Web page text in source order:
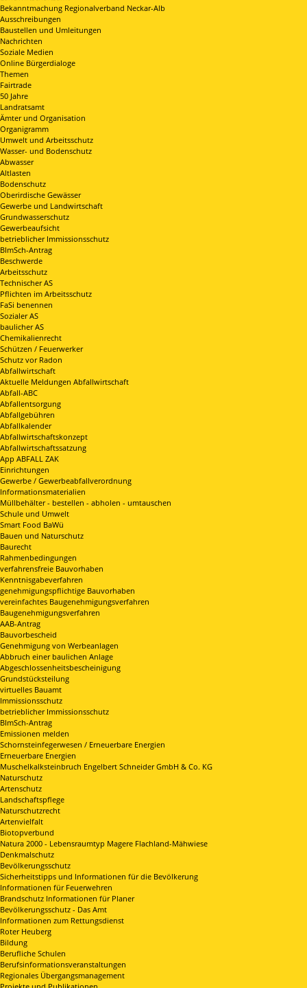
Bekanntmachung Regionalverband Neckar-Alb
Ausschreibungen
Baustellen und Umleitungen
Nachrichten
Soziale Medien
Online Bürgerdialoge
Themen
Fairtrade
50 Jahre
Landratsamt
Ämter und Organisation
Organigramm
Umwelt und Arbeitsschutz
Wasser- und Bodenschutz
Abwasser
Altlasten
Bodenschutz
Oberirdische Gewässer
Gewerbe und Landwirtschaft
Grundwasserschutz
Gewerbeaufsicht
betrieblicher Immissionsschutz
BImSch-Antrag
Beschwerde
Arbeitsschutz
Technischer AS
Pflichten im Arbeitsschutz
FaSi benennen
Sozialer AS
baulicher AS
Chemikalienrecht
Schützen / Feuerwerker
Schutz vor Radon
Abfallwirtschaft
Aktuelle Meldungen Abfallwirtschaft
Abfall-ABC
Abfallentsorgung
Abfallgebühren
Abfallkalender
Abfallwirtschaftskonzept
Abfallwirtschaftssatzung
App ABFALL ZAK
Einrichtungen
Gewerbe / Gewerbeabfallverordnung
Informationsmaterialien
Müllbehälter - bestellen - abholen - umtauschen
Schule und Umwelt
Smart Food BaWü
Bauen und Naturschutz
Baurecht
Rahmenbedingungen
verfahrensfreie Bauvorhaben
Kenntnisgabeverfahren
genehmigungspflichtige Bauvorhaben
vereinfachtes Baugenehmigungsverfahren
Baugenehmigungsverfahren
AAB-Antrag
Bauvorbescheid
Genehmigung von Werbeanlagen
Abbruch einer baulichen Anlage
Abgeschlossenheitsbescheinigung
Grundstücksteilung
virtuelles Bauamt
Immissionsschutz
betrieblicher Immissionsschutz
BImSch-Antrag
Emissionen melden
Schornsteinfegerwesen / Erneuerbare Energien
Erneuerbare Energien
Muschelkalksteinbruch Engelbert Schneider GmbH & Co. KG
Naturschutz
Artenschutz
Landschaftspflege
Naturschutzrecht
Artenvielfalt
Biotopverbund
Natura 2000 - Lebensraumtyp Magere Flachland-Mähwiese
Denkmalschutz
Bevölkerungsschutz
Sicherheitstipps und Informationen für die Bevölkerung
Informationen für Feuerwehren
Brandschutz Informationen für Planer
Bevölkerungsschutz - Das Amt
Informationen zum Rettungsdienst
Roter Heuberg
Bildung
Berufliche Schulen
Berufsinformationsveranstaltungen
Regionales Übergangsmanagement